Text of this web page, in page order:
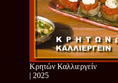
Κρητών Καλλιεργείν
| 2025